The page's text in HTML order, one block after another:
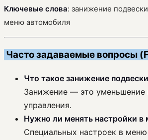
Ключевые слова: занижение
меню автомобиля
Часто задаваемые вопросы
Что такое занижение
Занижение — это уменьшение
управления.
Нужно ли менять настройки в
Специальных настроек в